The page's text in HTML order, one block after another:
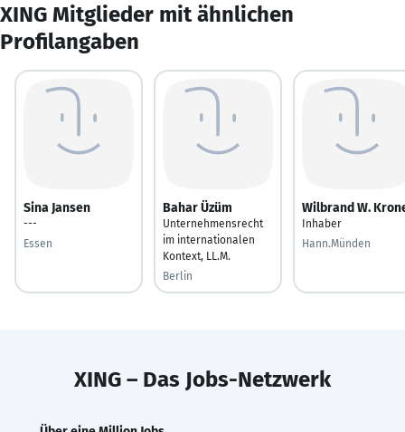
XING Mitglieder mit ähnlichen
Profilangaben
Sina Jansen
---
Essen
Bahar Üzüm
Unternehmensrecht
im internationalen
Kontext, LL.M.
Berlin
Wilbrand W.
Inhaber
Hann.Münden
XING – Das Jobs-Netzwerk